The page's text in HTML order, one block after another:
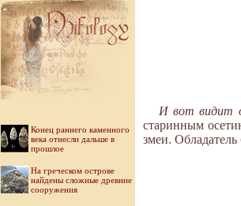
Конец раннего каменного
века отнесли дальше в
прошлое
На греческом острове
найдены сложные древние
сооружения
И вот видит
старинным
змеи.